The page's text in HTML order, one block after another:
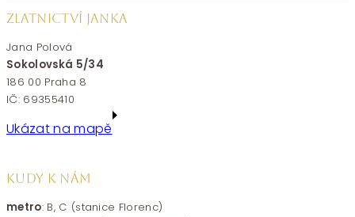
ZLATNICTVÍ JANKA
Jana Polová
Sokolovská 5/34
186 00 Praha 8
IČ: 69355410
Ukázat na mapě
KUDY K NÁM
metro: B, C (stanice Florenc)